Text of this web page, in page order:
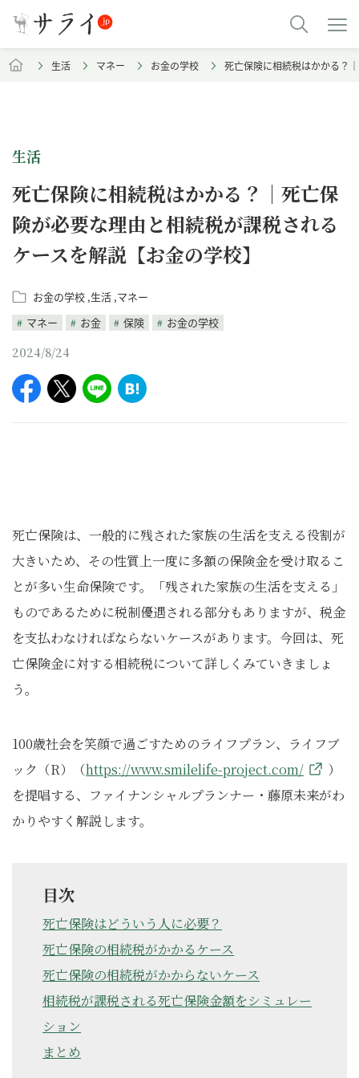
生活 マネー お金の学校 死亡保険に相続税はかかる？
生活
死亡保険に相続税はかかる？｜死亡保
険が必要な理由と相続税が課税される
ケースを解説【お金の学校】
お金の学校 生活 マネー
マネー
お金 保険 お金の学校
2024/8/24
死亡保険は、一般的に残された家族の生活を支える役割が
大きいため、その性質上一度に多額の保険金を受け取るこ
とが多い生命保険です。「残された家族の生活を支える」
ものであるために税制優遇される部分もありますが、税金
を支払わなければならないケースがあります。今回は、死
亡保険金に対する相続税について詳しくみていきましょ
う。
100歳社会を笑顔で過ごすためのライフプラン、ライフブ
ック（R）（https://www.smilelife-project.com/
）
を提唱する、ファイナンシャルプランナー・藤原未来がわ
かりやすく解説します。
目次
死亡保険はどういう人に必要？
死亡保険の相続税がかかるケース
死亡保険の相続税がかからないケース
相続税が課税される死亡保険金額をシミュレー
ション
まとめ